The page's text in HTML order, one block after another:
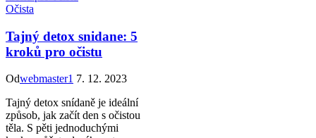
Očista
Tajný detox snidane: 5
kroků pro očistu
Odwebmaster1 7. 12. 2023
Tajný detox snídaně je ideální
způsob, jak začít den s očistou
těla. S pěti jednoduchými